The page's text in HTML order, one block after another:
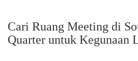
Cari Ruang Meeting di
Quarter untuk Kegunaan